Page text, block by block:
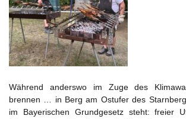
Während anderswo im Zuge des
brennen … in Berg am Ostufer des
im Bayerischen Grundgesetz steht: freier